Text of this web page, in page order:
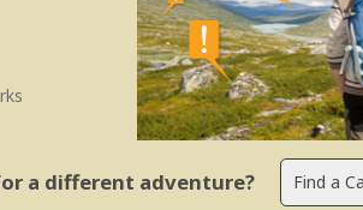
a different adventure?